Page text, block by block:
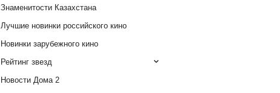
Знаменитости Казахстана
Лучшие новинки российского кино
Новинки зарубежного кино
Рейтинг звезд
Новости Дома 2